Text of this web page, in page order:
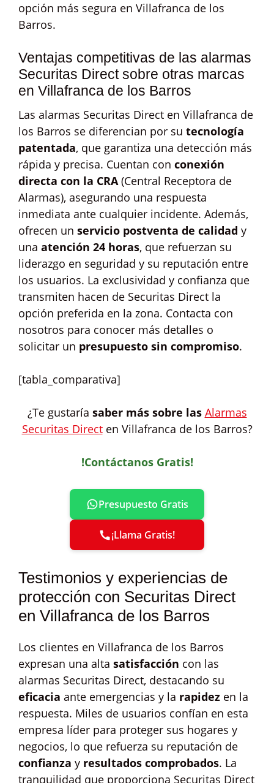
opción más segura en Villafranca de los
Barros.
Ventajas competitivas de las alarmas
Securitas Direct sobre otras marcas
en Villafranca de los Barros
Las alarmas Securitas Direct en Villafranca de
los Barros se diferencian por su tecnología
patentada, que garantiza una detección más
rápida y precisa. Cuentan con conexión
directa con la CRA(Central Receptora de
Alarmas), asegurando una respuesta
inmediata ante cualquier incidente. Además,
ofrecen un servicio postventa de calidad y
una atención 24 horas, que refuerzan su
liderazgo en seguridad y su reputación entre
los usuarios. La exclusividad y confianza que
transmiten hacen de Securitas Direct la
opción preferida en la zona. Contacta con
nosotros para conocer más detalles o
solicitar un presupuesto sin compromiso.
[tabla_comparativa]
¿Te gustaría saber más sobre las Alarmas
Securitas Directen Villafranca de los Barros?
!Contáctanos Gratis!
Presupuesto Gratis
¡Llama Gratis!
Testimonios y experiencias de
protección con Securitas Direct
en Villafranca de los Barros
Los clientes en Villafranca de los Barros
expresan una alta satisfacción con las
alarmas Securitas Direct, destacando su
eficacia ante emergencias y la rapidez en la
respuesta. Miles de usuarios confían en esta
empresa líder para proteger sus hogares y
negocios, lo que refuerza su reputación de
confianza y resultados comprobados. La
tranquilidad que proporciona Securitas Direct